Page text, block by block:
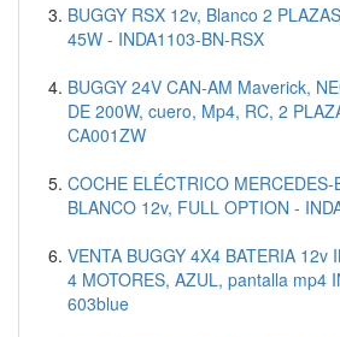
BUGGY RSX 12v, Blanco 2
45W - INDA1103-BN-RSX
BUGGY 24V CAN-AM Maverick,
DE 200W, cuero, Mp4, RC, 2
CA001ZW
COCHE ELÉCTRICO
BLANCO 12v, FULL OPTION -
VENTA BUGGY 4X4 BATERIA 12v
4 MOTORES, AZUL, pantalla mp4
603blue